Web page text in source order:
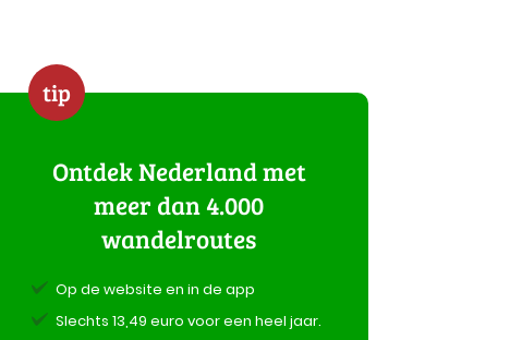
tip
Ontdek Nederland met
meer dan 4.000
wandelroutes
Op de website en in de app
Slechts 13,49 euro voor een heel jaar.